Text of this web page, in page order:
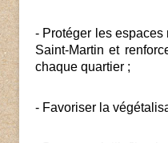
- Protéger les
Saint-Martin et
chaque quartier ;
- Favoriser la